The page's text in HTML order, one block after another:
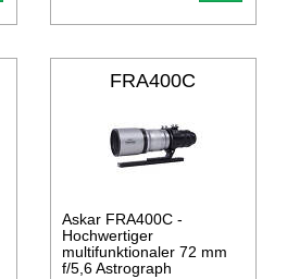
FRA400C
Askar FRA400C -
Hochwertiger
multifunktionaler 72 mm
f/5,6 Astrograph